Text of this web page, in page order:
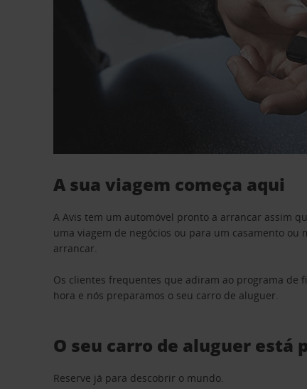
A sua viagem começa aqui
A Avis tem um automóvel pronto a arrancar assim
uma viagem de negócios ou para um casamento
arrancar.
Os clientes frequentes que adiram ao programa de
hora e nós preparamos o seu carro de aluguer.
O seu carro de aluguer está
Reserve já para descobrir o mundo.